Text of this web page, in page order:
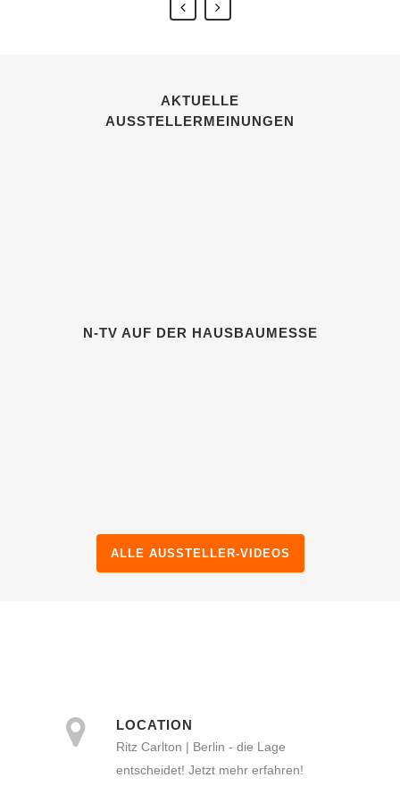
AKTUELLE
AUSSTELLERMEINUNGEN
N-TV AUF DER HAUSBAUMESSE
ALLE AUSSTELLER-VIDEOS
LOCATION
Ritz Carlton | Berlin - die Lage
entscheidet! Jetzt mehr erfahren!